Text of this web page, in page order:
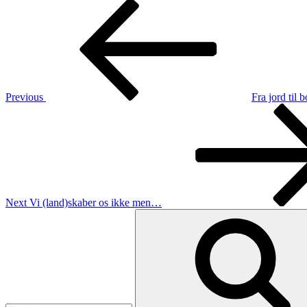
Previous
Fra jord til
Next Vi (land)skaber os ikke men…